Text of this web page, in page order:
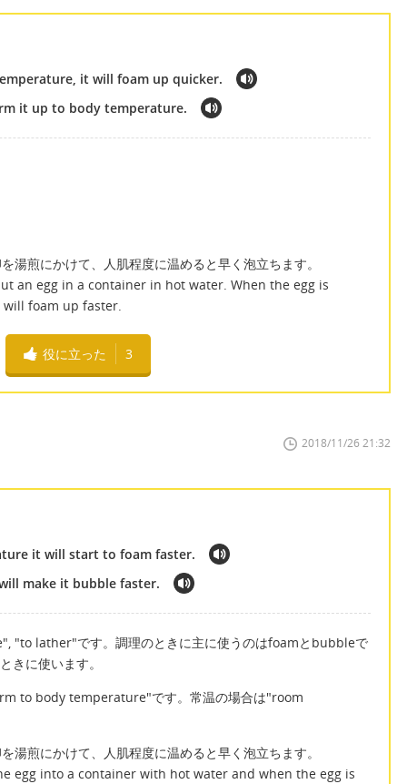
it will foam up quicker.
it up to body temperature.
湯煎にかけて、人肌程度に温めると早く泡立ちます。
an egg in a container in hot water. When the egg is
foam up faster.
役に立った 3
2018/11/26 21:32
it will start to foam faster.
make it bubble faster.
"to lather"です。調理のときに主に使うのはfoamとbubbleで
きに使います。
to body temperature"です。常温の場合は"room
湯煎にかけて、人肌程度に温めると早く泡立ちます。
egg into a container with hot water and when the egg is